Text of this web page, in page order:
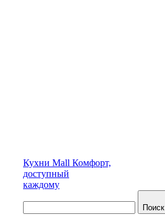
Кухни Mall Комфорт,
доступный
каждому
Поиск